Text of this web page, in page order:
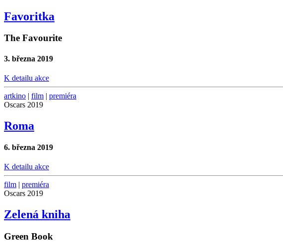
Favoritka
The Favourite
3. března 2019
K detailu akce
artkino | film | premiéra
Oscars 2019
Roma
6. března 2019
K detailu akce
film
premiéra
Oscars 2019
Zelená kniha
Green Book